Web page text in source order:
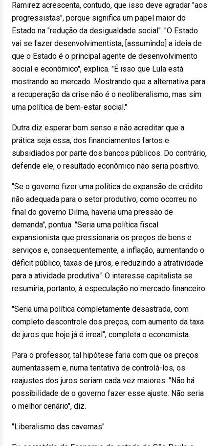
Ramirez acrescenta, contudo, que isso deve agradar "aos
progressistas", porque significa um papel maior do
Estado na "redução da desigualdade social". "O Estado
vai se fazer desenvolvimentista, [assumindo] a ideia de
que o Estado é o principal agente de desenvolvimento
social e econômico", explica. "É isso que Lula está
mostrando ao mercado. Mostrando que a alternativa para
a recuperação da crise não é o neoliberalismo, mas sim
uma política de bem-estar social."
Dutra diz esperar bom senso e não acreditar que a
prática seja essa, dos financiamentos fartos e
subsidiados por parte dos bancos públicos. Do contrário,
defende ele, o resultado econômico não seria positivo.
"Se o governo fizer uma política de expansão de crédito
não adequada para o setor produtivo, como ocorreu no
final do governo Dilma, haveria uma pressão de
demanda", pontua. "Seria uma política fiscal
expansionista que pressionaria os preços de bens e
serviços e, consequentemente, a inflação, aumentando o
déficit público, taxas de juros, e reduzindo a atratividade
para a atividade produtiva." O interesse capitalista se
resumiria, portanto, à especulação no mercado financeiro.
"Seria uma política completamente desastrada, com
completo descontrole dos preços, com aumento da taxa
de juros que hoje já é irreal", completa o economista.
Para o professor, tal hipótese faria com que os preços
aumentassem e, numa tentativa de controlá-los, os
reajustes dos juros seriam cada vez maiores. "Não há
possibilidade de o governo fazer esse ajuste. Não seria
o melhor cenário", diz.
"Liberalismo das cavernas"